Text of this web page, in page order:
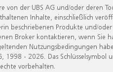
der UBS AG und/oder deren
Inhalte, einschließlich
beschriebenen Produkte und/
Broker kontaktieren, wenn Sie
Nutzungsbedingungen
- 2026. Das Schlüsselsymbol
vorbehalten.